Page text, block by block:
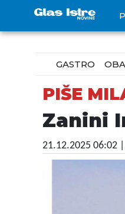
GASTRO
PIŠE
Zanini
21.12.2025 06:02